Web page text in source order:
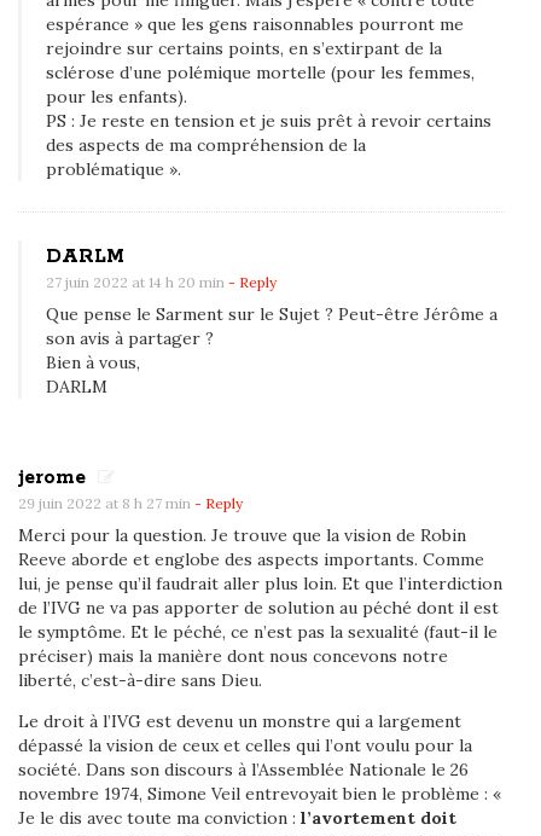
espérance » que les gens raisonnables pourront me
rejoindre sur certains points, en s’extirpant de la
sclérose d’une polémique mortelle (pour les femmes,
pour les enfants).
PS : Je reste en tension et je suis prêt à revoir certains
des aspects de ma compréhension de la
problématique ».
DARLM
27 juin 2022 at 14 h 20 min - Reply
Que pense le Sarment sur le Sujet ? Peut-être Jérôme a
son avis à partager ?
Bien à vous,
DARLM
jerome
29 juin 2022 at 8 h 27 min - Reply
Merci pour la question. Je trouve que la vision de Robin
Reeve aborde et englobe des aspects importants. Comme
lui, je pense qu’il faudrait aller plus loin. Et que l’interdiction
de l’IVG ne va pas apporter de solution au péché dont il est
le symptôme. Et le péché, ce n’est pas la sexualité (faut-il le
préciser) mais la manière dont nous concevons notre
liberté, c’est-à-dire sans Dieu.
Le droit à l’IVG est devenu un monstre qui a largement
dépassé la vision de ceux et celles qui l’ont voulu pour la
société. Dans son discours à l’Assemblée Nationale le 26
novembre 1974, Simone Veil entrevoyait bien le problème : «
Je le dis avec toute ma conviction : l’avortement doit